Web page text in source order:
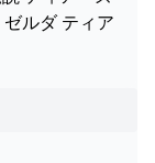
ルダ ティア